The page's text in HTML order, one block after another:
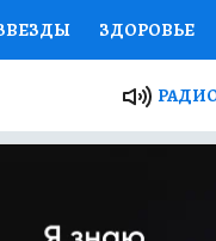
ЗДОРОВЬЕ
ПРОЕКТЫ РОССИИ
СЕКРЕТЫ